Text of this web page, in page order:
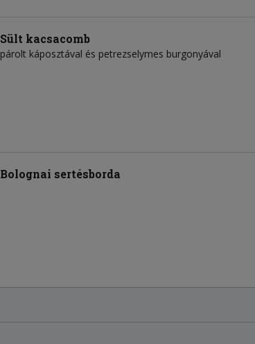
Sült kacsacomb
párolt káposztával és petrezselymes burgonyával
Bolognai sertésborda